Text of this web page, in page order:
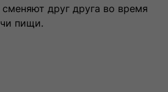
друг друга во время
пищи.